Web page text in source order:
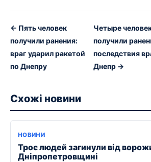
← Пять человек
получили ранения:
враг ударил ракетой
по Днепру
Четыре
получили
последствия
Днепр →
Схожі новини
НОВИНИ
Троє людей загинули від
Дніпропетровщині